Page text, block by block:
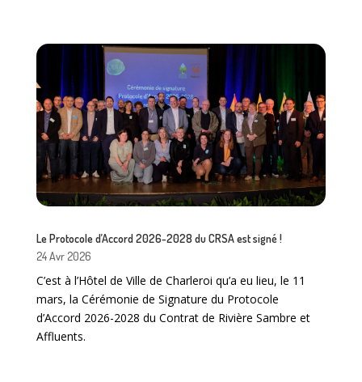
Le Protocole d’Accord 2026-2028 du CRSA est signé !
24 Avr 2026
C’est à l’Hôtel de Ville de Charleroi qu’a eu lieu, le 11
mars, la Cérémonie de Signature du Protocole
d’Accord 2026-2028 du Contrat de Rivière Sambre et
Affluents.